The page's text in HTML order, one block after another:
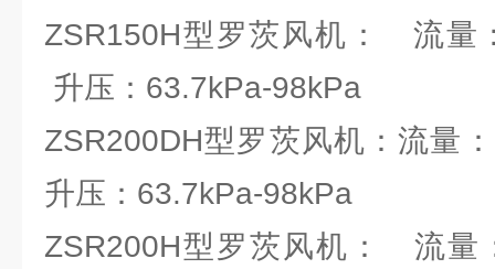
ZSR150H型罗茨风机： 流量
升压：63.7kPa-98kPa
ZSR200DH型罗茨风机：流量
升压：63.7kPa-98kPa
ZSR200H型罗茨风机： 流量